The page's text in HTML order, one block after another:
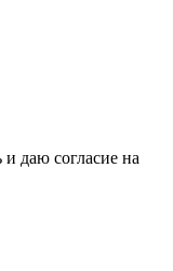
даю согласие на